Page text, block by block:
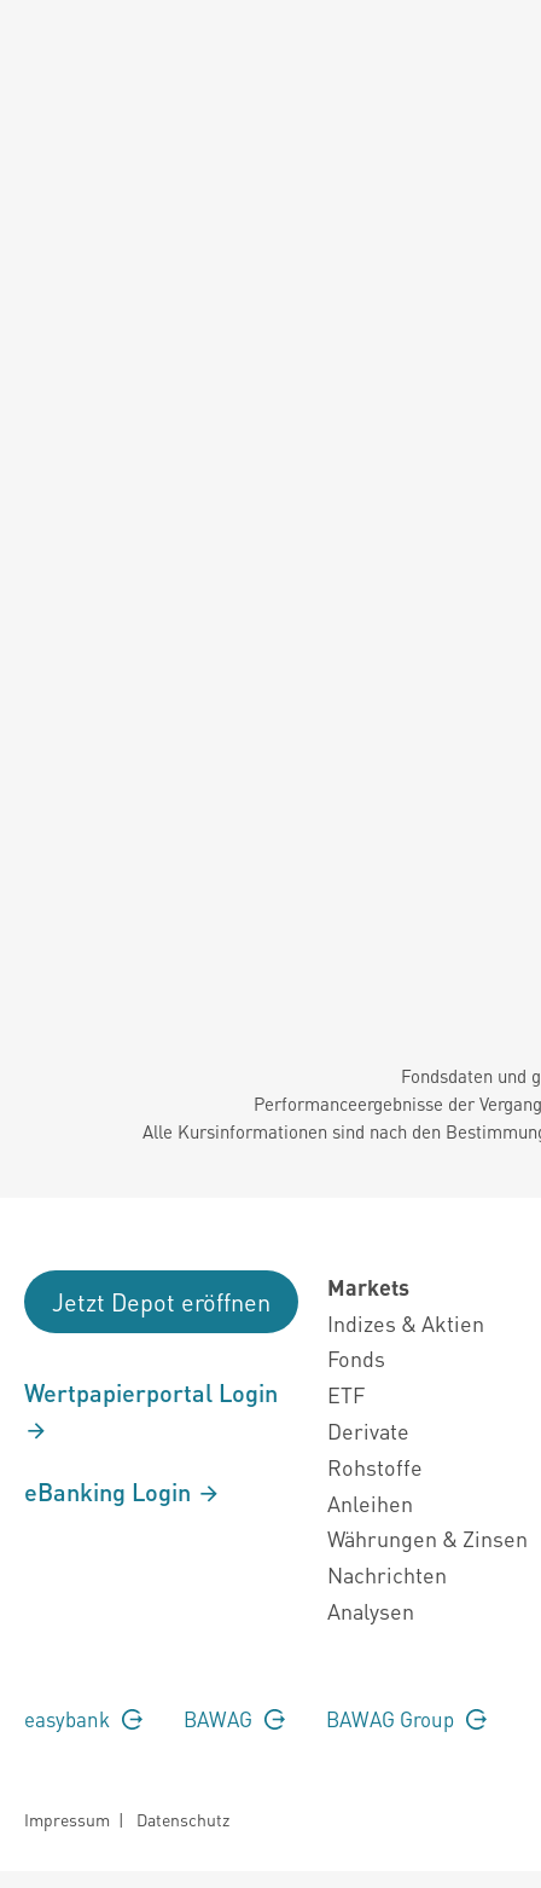
Fondsdaten und
Performanceergebnisse der
Alle Kursinformationen sind nach den
Jetzt Depot eröffnen
Wertpapierportal Login
eBanking Login
Markets
Indizes & Aktien
Fonds
ETF
Derivate
Rohstoffe
Anleihen
Währungen & Zinsen
Nachrichten
Analysen
easybank BAWAG BAWAG Group
Impressum | Datenschutz